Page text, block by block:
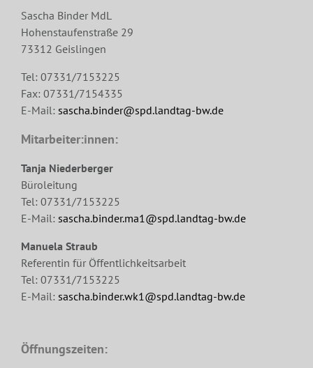
Sascha Binder MdL
Hohenstaufenstraße 29
73312 Geislingen
Tel: 07331/7153225
Fax: 07331/7154335
E-Mail: sascha.binder@spd.landtag-bw.de
Mitarbeiter:innen:
Tanja Niederberger
Büroleitung
Tel: 07331/7153225
E-Mail: sascha.binder.ma1@spd.landtag-bw.de
Manuela Straub
Referentin für Öffentlichkeitsarbeit
Tel: 07331/7153225
E-Mail: sascha.binder.wk1@spd.landtag-bw.de
Öffnungszeiten: